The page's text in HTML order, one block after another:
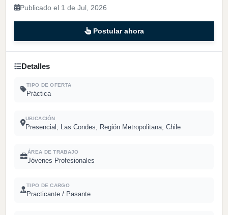
Publicado el 1 de Jul, 2026
Postular ahora
Detalles
TIPO DE OFERTA
Práctica
UBICACIÓN
Presencial; Las Condes, Región Metropolitana, Chile
ÁREA DE TRABAJO
Jóvenes Profesionales
TIPO DE CARGO
Practicante / Pasante